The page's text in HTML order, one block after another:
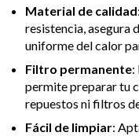
Material de calidad
resistencia, asegura
uniforme del calor
Filtro permanente:
permite preparar tu
repuestos ni filtros
Fácil de limpiar: